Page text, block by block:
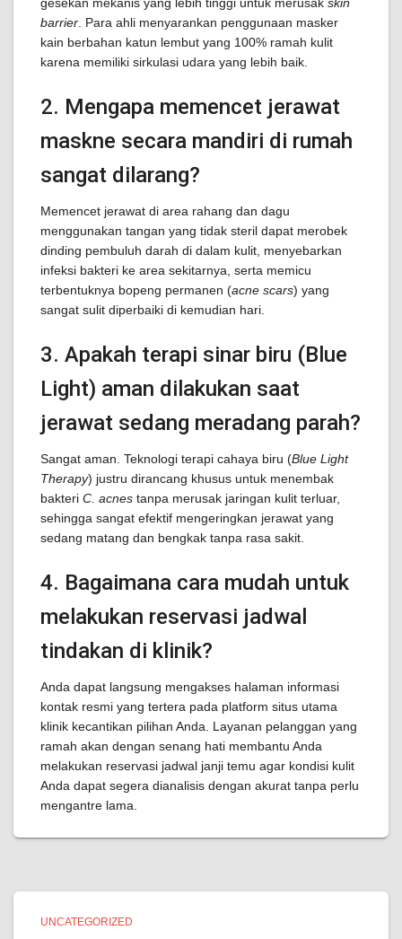
barrier . Para ahli menyarankan penggunaan masker
kain berbahan katun lembut yang 100% ramah kulit
karena memiliki sirkulasi udara yang lebih baik.
2. Mengapa memencet jerawat
maskne secara mandiri di rumah
sangat dilarang?
Memencet jerawat di area rahang dan dagu
menggunakan tangan yang tidak steril dapat merobek
dinding pembuluh darah di dalam kulit, menyebarkan
infeksi bakteri ke area sekitarnya, serta memicu
terbentuknya bopeng permanen (acne scars) yang
sangat sulit diperbaiki di kemudian hari.
3. Apakah terapi sinar biru (Blue
Light) aman dilakukan saat
jerawat sedang meradang parah?
Sangat aman. Teknologi terapi cahaya biru (Blue Light
Therapy) justru dirancang khusus untuk menembak
bakteri C. acnes tanpa merusak jaringan kulit terluar,
sehingga sangat efektif mengeringkan jerawat yang
sedang matang dan bengkak tanpa rasa sakit.
4. Bagaimana cara mudah untuk
melakukan reservasi jadwal
tindakan di klinik?
Anda dapat langsung mengakses halaman informasi
kontak resmi yang tertera pada platform situs utama
klinik kecantikan pilihan Anda. Layanan pelanggan yang
ramah akan dengan senang hati membantu Anda
melakukan reservasi jadwal janji temu agar kondisi kulit
Anda dapat segera dianalisis dengan akurat tanpa perlu
mengantre lama.
UNCATEGORIZED